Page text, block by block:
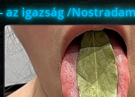
az igazság /